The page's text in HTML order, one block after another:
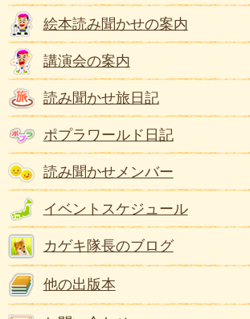
絵本読み聞かせの案内
講演会の案内
読み聞かせ旅日記
ポプラワールド日記
読み聞かせメンバー
イベントスケジュール
カゲキ隊長のブログ
他の出版本